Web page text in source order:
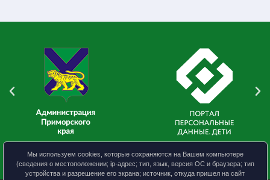
Мы используем cookies, которые сохраняются на Вашем компьютере
(сведения о местоположении; ip-адрес; тип, язык, версия ОС и браузера; тип
устройства и разрешение его экрана; источник, откуда пришел на сайт